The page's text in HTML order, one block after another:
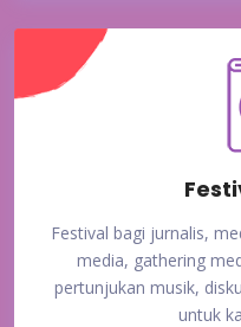
Festival bagi jurnalis,
media, gathering
pertunjukan musik,
untuk